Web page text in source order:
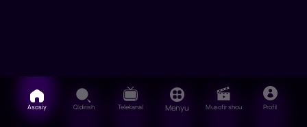
Asosiy Qidirish Telekanal Menyu Musofir shou Profil